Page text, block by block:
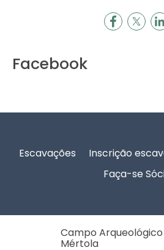
Facebook
Rodapé
Escavações Inscrição
Faça-se
Campo
Mértola